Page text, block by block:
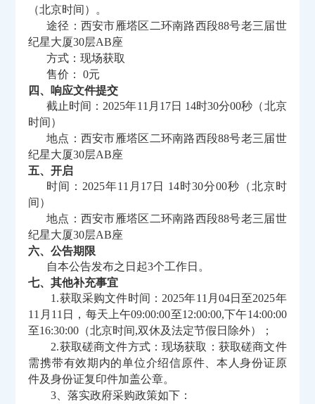
（北京时间） 。
途径：西安市雁塔区二环南路西段88号老三届世
纪星大厦30层AB座
方式：现场获取
售价：
0元
四、响应文件提交
截止时间： 2025年11月17日 14时30分00秒（北京
时间）
地点：西安市雁塔区二环南路西段88号老三届世
纪星大厦30层AB座
五、开启
时间： 2025年11月17日 14时30分00秒（北京时
间）
地点：西安市雁塔区二环南路西段88号老三届世
纪星大厦30层AB座
六、公告期限
自本公告发布之日起3个工作日。
七、其他补充事宜
1.获取采购文件时间：2025年11月04日至2025年
11月11日，每天上午09:00:00至12:00:00,下午14:00:00
至16:30:00（北京时间,双休及法定节假日除外）；
2.获取磋商文件方式：现场获取：获取磋商文件
需携带有效期内的单位介绍信原件、本人身份证原
件及身份证复印件加盖公章。
3、落实政府采购政策如下：